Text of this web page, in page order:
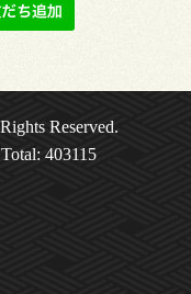
Reserved.
403115